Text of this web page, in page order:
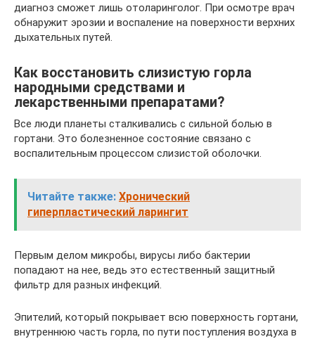
диагноз сможет лишь отоларинголог. При осмотре врач
обнаружит эрозии и воспаление на поверхности верхних
дыхательных путей.
Как восстановить слизистую горла
народными средствами и
лекарственными препаратами?
Все люди планеты сталкивались с сильной болью в
гортани. Это болезненное состояние связано с
воспалительным процессом слизистой оболочки.
Читайте также: Хронический
гиперпластический ларингит
Первым делом микробы, вирусы либо бактерии
попадают на нее, ведь это естественный защитный
фильтр для разных инфекций.
Эпителий, который покрывает всю поверхность гортани,
внутреннюю часть горла, по пути поступления воздуха в